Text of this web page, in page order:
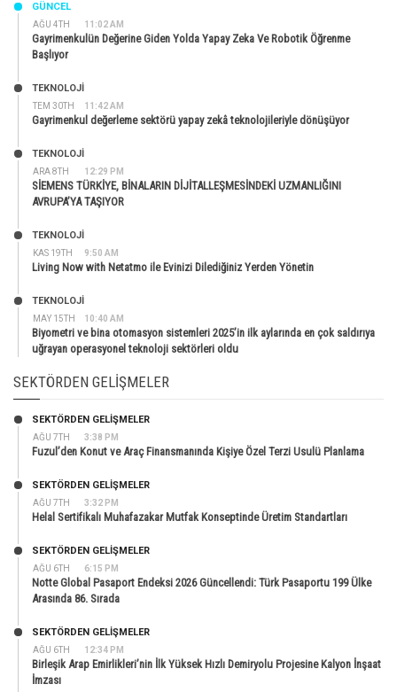
AĞU 4TH 11:02 AM
GÜNCEL
Gayrimenkulün Değerine Giden Yolda Yapay Zeka Ve Robotik Öğrenme
Başlıyor
TEM 30TH 11:42 AM
TEKNOLOJİ
Gayrimenkul değerleme sektörü yapay zekâ teknolojileriyle dönüşüyor
ARA 8TH 12:29 PM
TEKNOLOJİ
SİEMENS TÜRKİYE, BİNALARIN DİJİTALLEŞMESİNDEKİ UZMANLIĞINI
AVRUPA’YA TAŞIYOR
KAS 19TH 9:50 AM
TEKNOLOJİ
Living Now with Netatmo ile Evinizi Dilediğiniz Yerden Yönetin
MAY 15TH 10:40 AM
TEKNOLOJİ
Biyometri ve bina otomasyon sistemleri 2025’in ilk aylarında en çok saldırıya
uğrayan operasyonel teknoloji sektörleri oldu
SEKTÖRDEN GELIŞMELER
AĞU 7TH 3:38 PM
SEKTÖRDEN GELIŞMELER
Fuzul’den Konut ve Araç Finansmanında Kişiye Özel Terzi Usulü Planlama
AĞU 7TH 3:32 PM
SEKTÖRDEN GELIŞMELER
Helal Sertifikalı Muhafazakar Mutfak Konseptinde Üretim Standartları
AĞU 6TH 6:15 PM
SEKTÖRDEN GELIŞMELER
Notte Global Pasaport Endeksi 2026 Güncellendi: Türk Pasaportu 199 Ülke
Arasında 86. Sırada
AĞU 6TH 12:34 PM
SEKTÖRDEN GELIŞMELER
Birleşik Arap Emirlikleri’nin İlk Yüksek Hızlı Demiryolu Projesine Kalyon İnşaat
İmzası